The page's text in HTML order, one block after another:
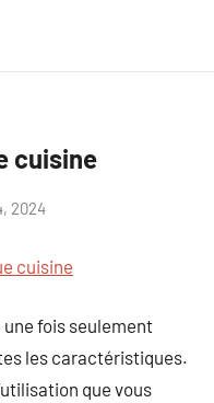
cuisine
2024
cuisine
une fois seulement
les caractéristiques.
que vous